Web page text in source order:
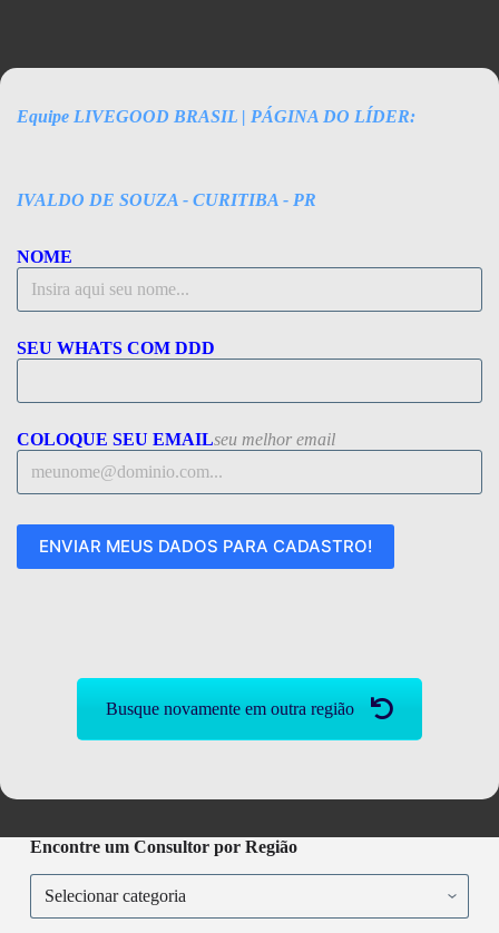
Equipe LIVEGOOD BRASIL | PÁGINA DO LÍDER:
IVALDO DE SOUZA - CURITIBA - PR
NOME
SEU WHATS COM DDD
COLOQUE SEU EMAILseu melhor email
Busque novamente em outra região
Encontre um Consultor por Região
Encontre
um
Consultor